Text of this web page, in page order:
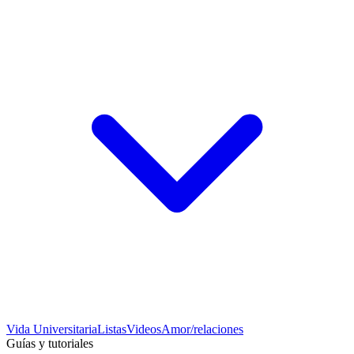
Vida UniversitariaListasVideosAmor/relaciones
Guías y tutoriales